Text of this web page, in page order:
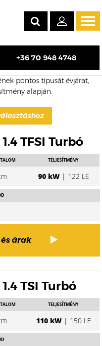
+36 70 948 4748
turbó árak
pontos típusát évjárat,
alapján.
TFSI Turbó
TELJESÍTMÉNY
90 kW| 122 LE
árak
TSI Turbó
TELJESÍTMÉNY
110 kW| 150 LE